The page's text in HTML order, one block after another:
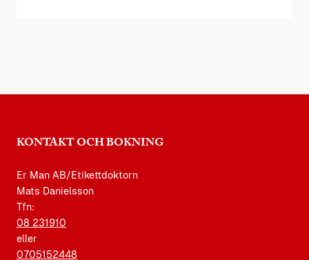
KONTAKT OCH BOKNING
Er Man AB/Etikettdoktorn
Mats Danielsson
Tfn:
08 231910
eller
0705152448